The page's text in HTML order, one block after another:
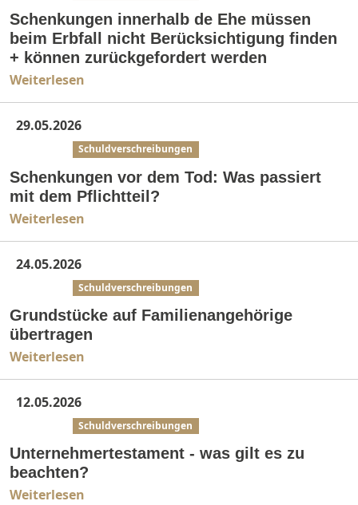
Schenkungen innerhalb de Ehe müssen
beim Erbfall nicht Berücksichtigung finden
+ können zurückgefordert werden
Weiterlesen
29.05.2026
Schuldverschreibungen
Schenkungen vor dem Tod: Was passiert
mit dem Pflichtteil?
Weiterlesen
24.05.2026
Schuldverschreibungen
Grundstücke auf Familienangehörige
übertragen
Weiterlesen
12.05.2026
Schuldverschreibungen
Unternehmertestament - was gilt es zu
beachten?
Weiterlesen